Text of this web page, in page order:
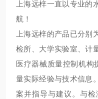
上海远梓一直以专业的
航！
上海远梓的产品已分别
检所、大学实验室、计
医疗器械质量控制机构
量实际经验与技术信息
案并指导与建议。与